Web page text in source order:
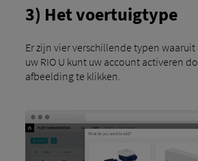
3) Het voertuigtype
Er zijn vier verschillende typen
uw RIO U kunt uw account activeren
afbeelding te klikken.